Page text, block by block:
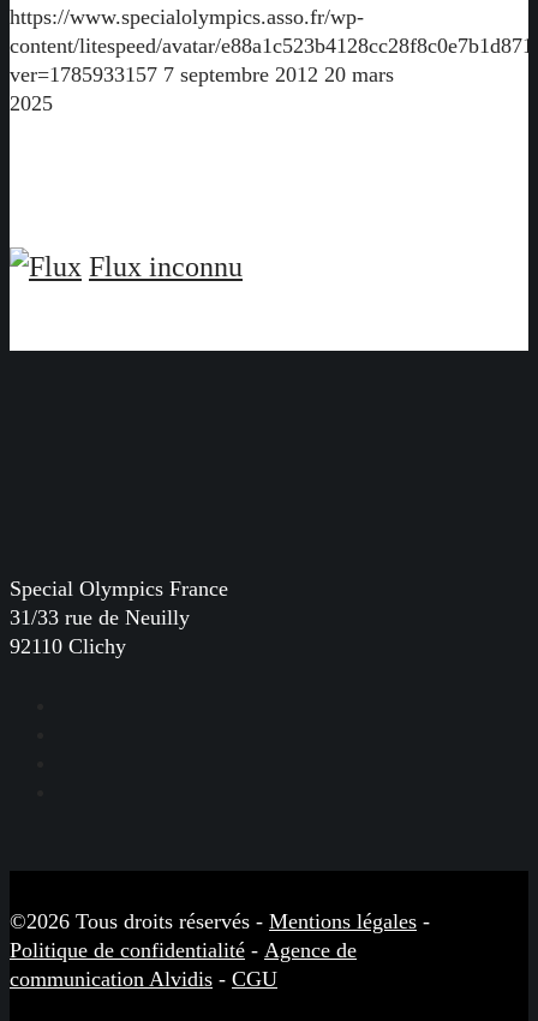
https://www.specialolympics.asso.fr/wp-
content/litespeed/avatar/
ver=1785933157 7 septembre 2012 20 mars
2025
Flux inconnu
Special Olympics France
31/33 rue de Neuilly
92110 Clichy
©2026 Tous droits réservés - Mentions légales -
Politique de confidentialité - Agence de
communication Alvidis - CGU